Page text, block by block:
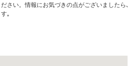
さい。情報にお気づきの点がございましたら､
｡